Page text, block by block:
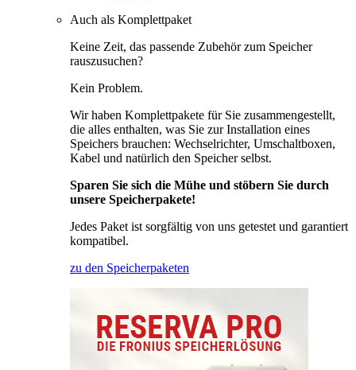
Auch als Komplettpaket
Keine Zeit, das passende Zubehör zum Speicher
rauszusuchen?
Kein Problem.
Wir haben Komplettpakete für Sie zusammengestellt,
die alles enthalten, was Sie zur Installation eines
Speichers brauchen: Wechselrichter, Umschaltboxen,
Kabel und natürlich den Speicher selbst.
Sparen Sie sich die Mühe und stöbern Sie durch
unsere Speicherpakete!
Jedes Paket ist sorgfältig von uns getestet und garantiert
kompatibel.
zu den Speicherpaketen